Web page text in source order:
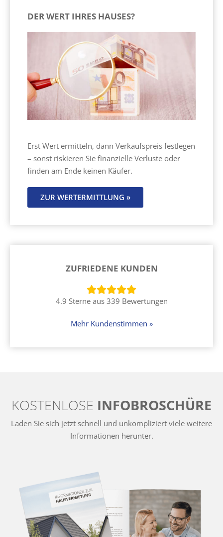
DER WERT IHRES HAUSES?
Erst Wert ermitteln, dann Verkaufspreis festlegen
– sonst riskieren Sie finanzielle Verluste oder
finden am Ende keinen Käufer.
ZUR WERTERMITTLUNG »
ZUFRIEDENE KUNDEN
4.9 Sterne aus 339 Bewertungen
Mehr Kundenstimmen »
KOSTENLOSE INFOBROSCHÜRE
Laden Sie sich jetzt schnell und unkompliziert viele weitere
Informationen herunter.